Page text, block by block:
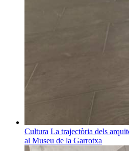
Cultura La trajectòria dels
al Museu de la Garrotxa